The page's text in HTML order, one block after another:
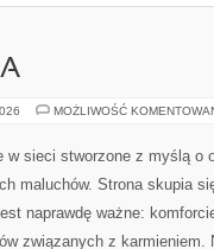
MOŻLIWOŚĆ
w sieci stworzone z myślą o
maluchów. Strona skupia
naprawdę ważne:
związanych z karmieniem.